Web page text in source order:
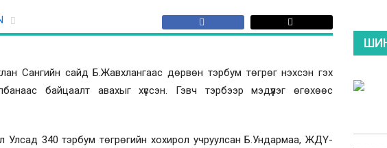
Сангийн сайд Б.Жавхлангаас дөрвөн тэрбум төгрөг нэхсэн гэх
байцаалт авахыг хүссэн. Гэвч тэрбээр мэдүүлэг өгөхөөс
Улсад 340 тэрбум төгрөгийн хохирол учруулсан Б.Ундармаа, ЖДҮ-